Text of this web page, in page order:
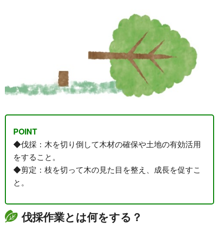
POINT
◆伐採：木を切り倒して木材の確保や土地の有効活用
をすること。
◆剪定：枝を切って木の見た目を整え、成長を促すこ
と。
伐採作業とは何をする？